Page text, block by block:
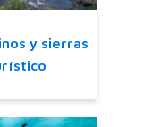
y sierras